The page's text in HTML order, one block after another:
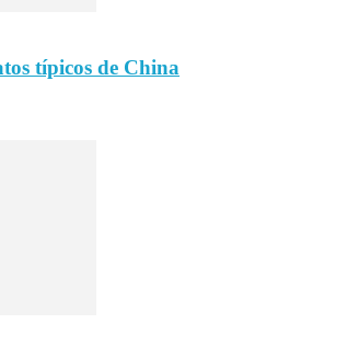
típicos de China